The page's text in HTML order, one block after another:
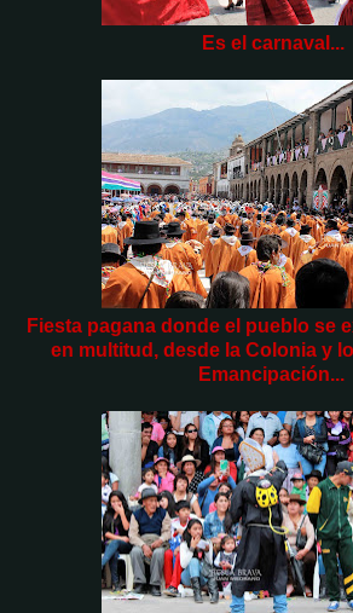
Es el carnaval...
Fiesta pagana donde el pueblo se
en multitud, desde la Colonia y
Emancipación...